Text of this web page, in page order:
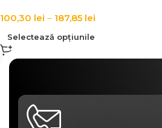
100,30 lei – 187,85 lei
Selectează opțiunile